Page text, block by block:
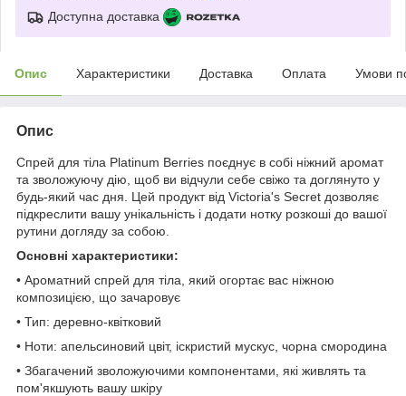
Доступна доставка
Опис Характеристики Доставка Оплата Умови
Опис
Спрей для тіла Platinum Berries поєднує в собі ніжний аромат
та зволожуючу дію, щоб ви відчули себе свіжо та доглянуто у
будь-який час дня. Цей продукт від Victoria's Secret дозволяє
підкреслити вашу унікальність і додати нотку розкоші до вашої
рутини догляду за собою.
Основні характеристики:
• Ароматний спрей для тіла, який огортає вас ніжною
композицією, що зачаровує
• Тип: деревно-квітковий
• Ноти: апельсиновий цвіт, іскристий мускус, чорна смородина
• Збагачений зволожуючими компонентами, які живлять та
пом'якшують вашу шкіру